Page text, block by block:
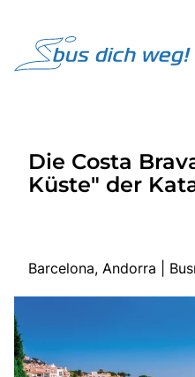
Highlights
Service
Bus mieten
Die Costa
Küste" der
Barcelona, Andorra |